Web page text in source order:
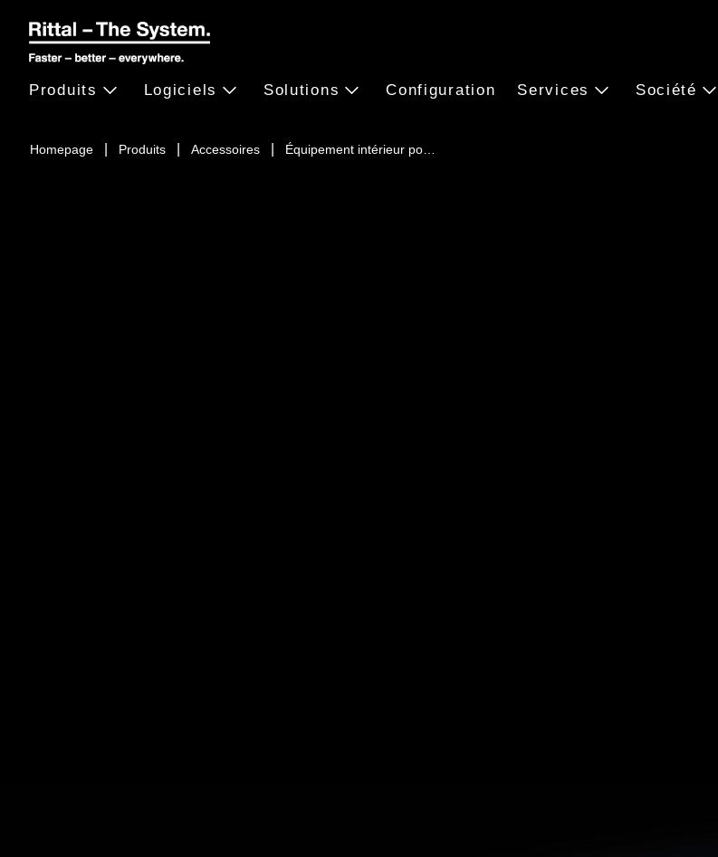
Homepage Produits Accessoires Équipement intérieur po…
Produits Logiciels Solutions Configuration Services Société